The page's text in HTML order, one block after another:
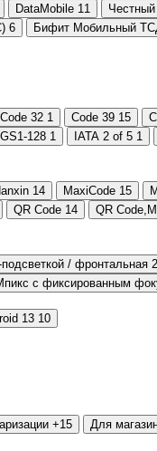
DataMobile 11
6 Бифит Мобильный
Code 32 1 Code 39 15
GS1-128 1 IATA 2 of 5 1
14 MaxiCode 15
QR Code 14 QR
/
с фиксированным
13 10
+15 Для